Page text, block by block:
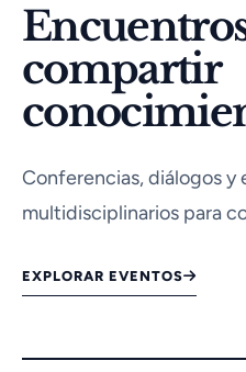
compartir
Conferencias, diálogos y
multidisciplinarios para
EXPLORAR EVENTOS